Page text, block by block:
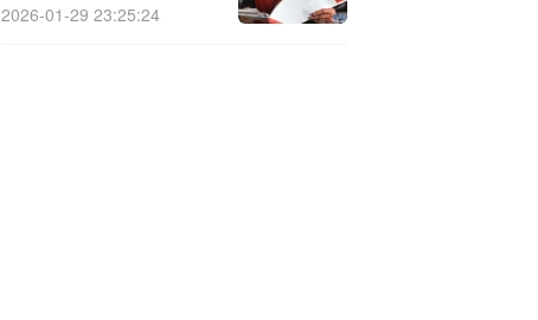
2026-01-29 23:25:24